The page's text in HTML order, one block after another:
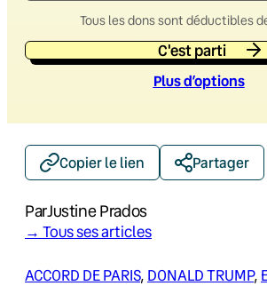
Tous les dons sont déductibles
C'est parti
Plus d’options
Copier le lien Partager
ParJustine Prados
→ Tous ses articles
ACCORD DE PARIS, DONALD TRUMP,